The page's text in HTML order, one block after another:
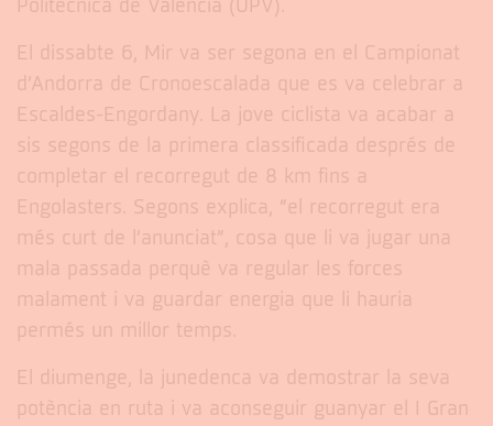
Politècnica de València (UPV).
El dissabte 6, Mir va ser segona en el Campionat
d’Andorra de Cronoescalada que es va celebrar a
Escaldes-Engordany. La jove ciclista va acabar a
sis segons de la primera classificada després de
completar el recorregut de 8 km fins a
Engolasters. Segons explica, “el recorregut era
més curt de l’anunciat”, cosa que li va jugar una
mala passada perquè va regular les forces
malament i va guardar energia que li hauria
permés un millor temps.
El diumenge, la junedenca va demostrar la seva
potència en ruta i va aconseguir guanyar el I Gran